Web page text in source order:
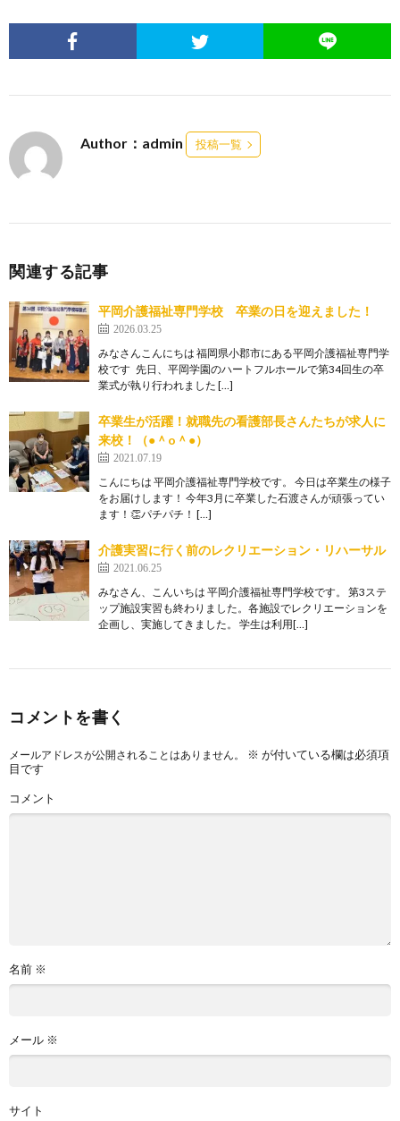
Author：admin 投稿一覧
関連する記事
平岡介護福祉専門学校 卒業の日を迎えました！
2026.03.25
みなさんこんにちは 福岡県小郡市にある平岡介護福祉専門学
校です 先日、平岡学園のハートフルホールで第34回生の卒
業式が執り行われました […]
卒業生が活躍！就職先の看護部長さんたちが求人に
来校！（●＾o＾●）
2021.07.19
こんにちは 平岡介護福祉専門学校です。 今日は卒業生の様子
をお届けします！ 今年3月に卒業した石渡さんが頑張ってい
ます！👏パチパチ！ […]
介護実習に行く前のレクリエーション・リハーサル
2021.06.25
みなさん、こんいちは 平岡介護福祉専門学校です。 第3ステ
ップ施設実習も終わりました。各施設でレクリエーションを
企画し、実施してきました。 学生は利用[…]
コメントを書く
メールアドレスが公開されることはありません。 ※ が付いている欄は必須項
目です
コメント
名前 ※
メール ※
サイト